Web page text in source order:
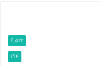
6,522
194